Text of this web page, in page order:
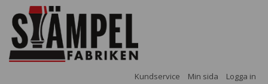
Kundservice Min sida Logga in